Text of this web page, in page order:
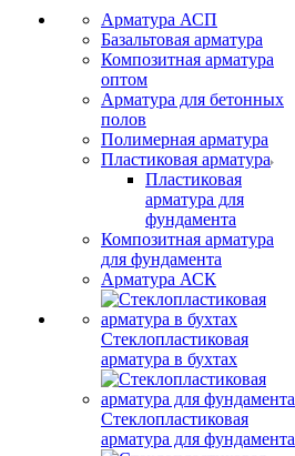
Арматура АСП
Базальтовая арматура
Композитная арматура
оптом
Арматура для бетонных
полов
Полимерная арматура
Пластиковая арматура
Пластиковая
арматура для
фундамента
Композитная арматура
для фундамента
Арматура АСК
Стеклопластиковая
арматура в бухтах
Стеклопластиковая
арматура для фундамента